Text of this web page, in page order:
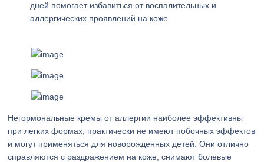
дней помогает избавиться от воспалительных и
аллергических проявлений на коже.
Негормональные кремы от аллергии наиболее эффективны
при легких формах, практически не имеют побочных эффектов
и могут применяться для новорожденных детей. Они отлично
справляются с раздражением на коже, снимают болевые